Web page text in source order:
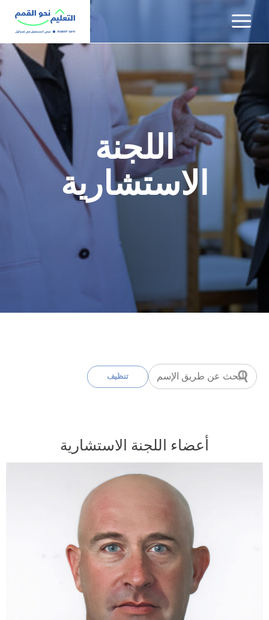
שִׂים
בְּאֲתָר
מֻפְעֶלֶת
מַעֲרֶכֶת
בִּקְלִיק
הַמְּסַיַּעַת
לִנְגִישׁוּת
הָאֲתָר.
اللجنة
الاستشارية
تنظيف
أعضاء اللجنة الاستشارية